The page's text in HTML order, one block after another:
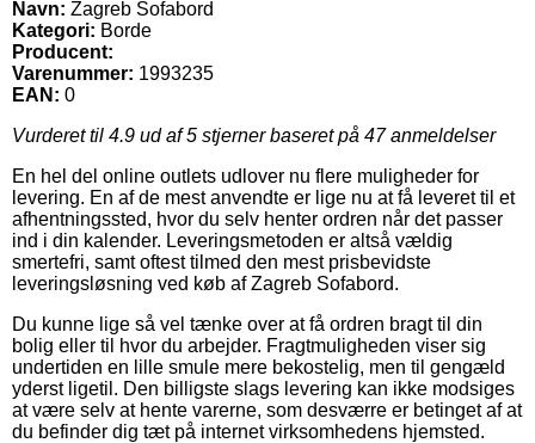
Navn: Zagreb Sofabord
Kategori: Borde
Producent:
Varenummer: 1993235
EAN: 0
Vurderet til 4.9 ud af 5 stjerner baseret på 47anmeldelser
En hel del online outlets udlover nu flere muligheder for
levering. En af de mest anvendte er lige nu at få leveret til et
afhentningssted, hvor du selv henter ordren når det passer
ind i din kalender. Leveringsmetoden er altså vældig
smertefri, samt oftest tilmed den mest prisbevidste
leveringsløsning ved køb af Zagreb Sofabord.
Du kunne lige så vel tænke over at få ordren bragt til din
bolig eller til hvor du arbejder. Fragtmuligheden viser sig
undertiden en lille smule mere bekostelig, men til gengæld
yderst ligetil. Den billigste slags levering kan ikke modsiges
at være selv at hente varerne, som desværre er betinget af at
du befinder dig tæt på internet virksomhedens hjemsted.